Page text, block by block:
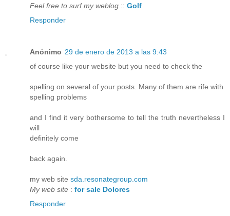
Feel free to surf my weblog :: Golf
Responder
Anónimo 29 de enero de 2013 a las 9:43
of course like your website but you need to check the
spelling on several of your posts. Many of them are rife with
spelling problems
and I find it very bothersome to tell the truth nevertheless I
will
definitely come
back again.
my web site sda.resonategroup.com
My web site : for sale Dolores
Responder